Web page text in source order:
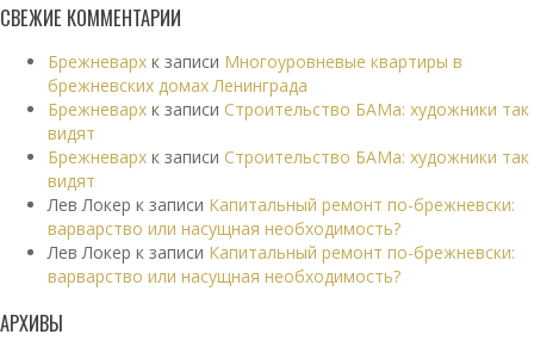
СВЕЖИЕ КОММЕНТАРИИ
Брежневарх к записи Многоуровневые квартиры в
брежневских домах Ленинграда
Брежневарх к записи Строительство БАМа: художники так
видят
Брежневарх к записи Строительство БАМа: художники так
видят
Лев Локер к записи Капитальный ремонт по-брежневски:
варварство или насущная необходимость?
Лев Локер к записи Капитальный ремонт по-брежневски:
варварство или насущная необходимость?
АРХИВЫ